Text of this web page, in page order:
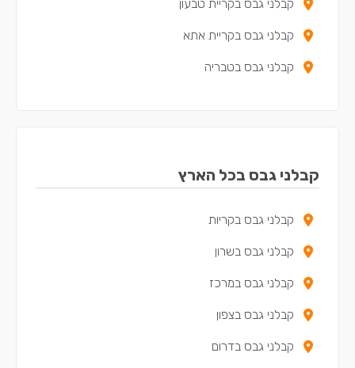
קבלני גבס בקריית טבעון
קבלני גבס בקריית אתא
קבלני גבס בטבריה
קבלני גבס בנצרת עילית
קבלני גבס בקריית ים
קבלני גבס בקריית ביאליק
קבלני גבס בצפת
קבלני גבס במגדל העמק
קבלני גבס בנשר
קבלני גבס בקריית שמונה
קבלני גבס בכל הארץ
קבלני גבס בקריות
קבלני גבס בשרון
קבלני גבס במרכז
קבלני גבס בצפון
קבלני גבס בדרום